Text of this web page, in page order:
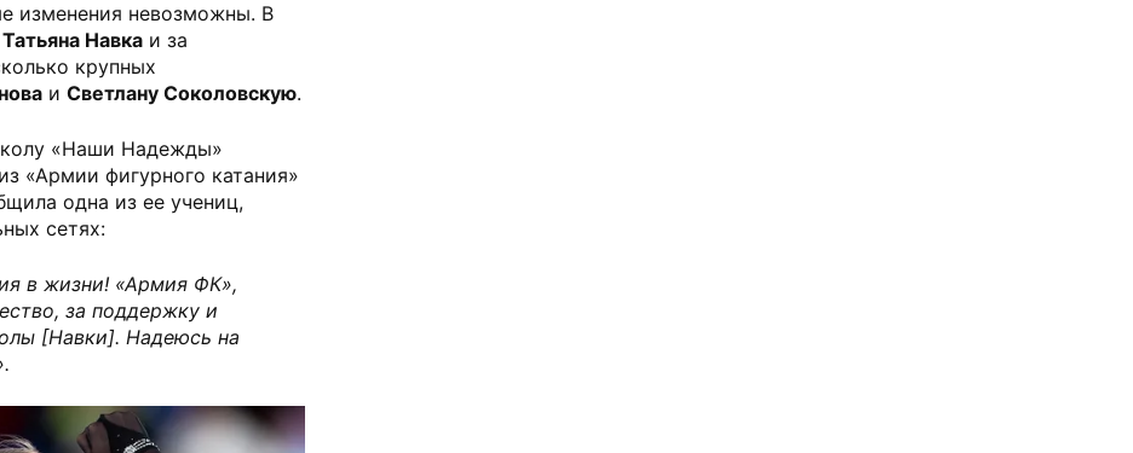
изменения невозможны. В
Татьяна Навка и за
крупных
и Светлану Соколовскую.
«Наши Надежды»
из «Армии фигурного катания»
одна из ее учениц,
сетях:
в жизни! «Армия ФК»,
за поддержку и
[Навки]. Надеюсь на